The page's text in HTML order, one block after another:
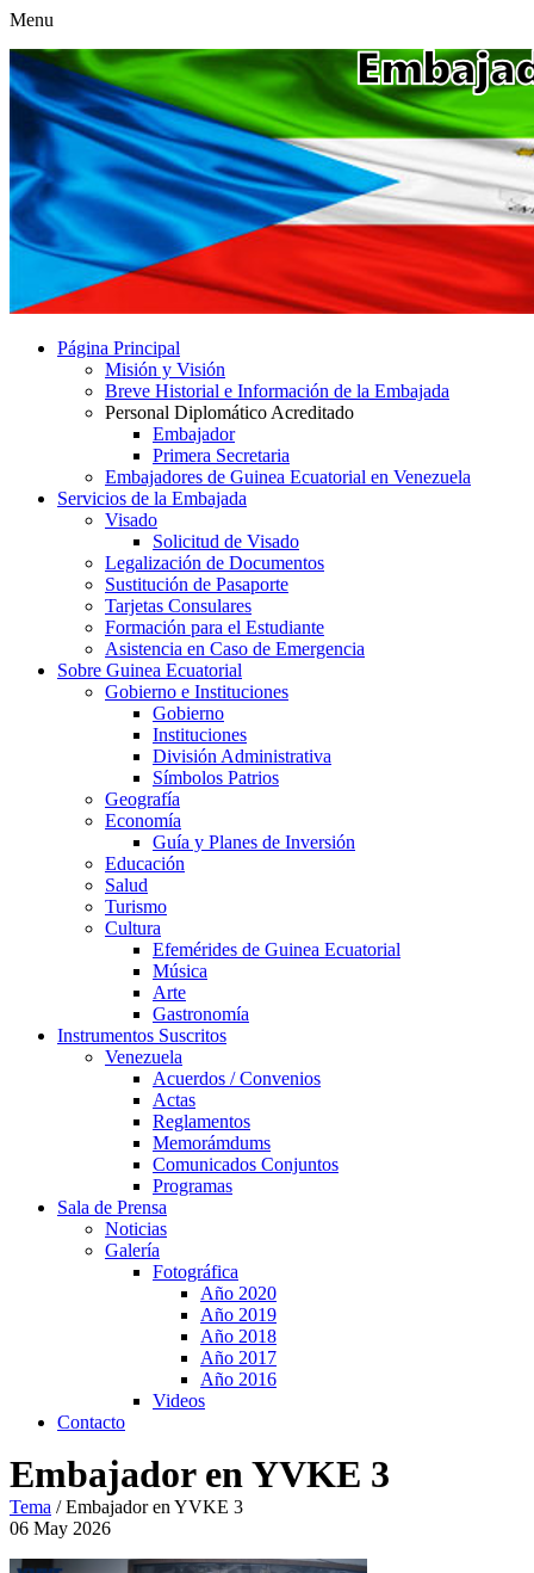
Menu
Página Principal
Misión y Visión
Breve Historial e Información de la Embajada
Personal Diplomático Acreditado
Embajador
Primera Secretaria
Embajadores de Guinea Ecuatorial en Venezuela
Servicios de la Embajada
Visado
Solicitud de Visado
Legalización de Documentos
Sustitución de Pasaporte
Tarjetas Consulares
Formación para el Estudiante
Asistencia en Caso de Emergencia
Sobre Guinea Ecuatorial
Gobierno e Instituciones
Gobierno
Instituciones
División Administrativa
Símbolos Patrios
Geografía
Economía
Guía y Planes de Inversión
Educación
Salud
Turismo
Cultura
Efemérides de Guinea Ecuatorial
Música
Arte
Gastronomía
Instrumentos Suscritos
Venezuela
Acuerdos / Convenios
Actas
Reglamentos
Memorámdums
Comunicados Conjuntos
Programas
Sala de Prensa
Noticias
Galería
Fotográfica
Año 2020
Año 2019
Año 2018
Año 2017
Año 2016
Videos
Contacto
Embajador en YVKE 3
Tema /Embajador en YVKE 3
06 May 2026